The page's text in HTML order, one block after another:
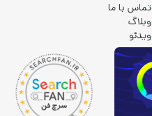
تماس با ما
وبلاگ
ویدئو